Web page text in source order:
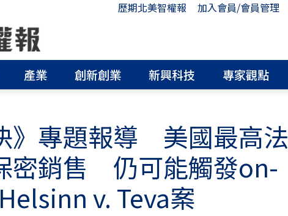
歷期北美智權報 加入會員/會員管理
產業 創新創業 新興科技 專家觀點
》專題報導 美國最高法
密銷售 仍可能觸發on-
v. Teva案